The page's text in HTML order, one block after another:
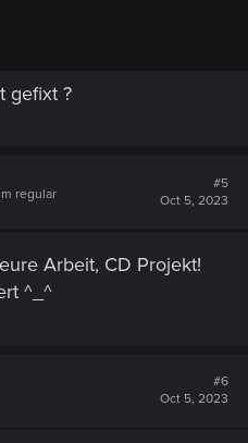
gefixt ?
regular
#5
Oct 5, 2023
Arbeit, CD Projekt!
^_^
#6
Oct 5, 2023